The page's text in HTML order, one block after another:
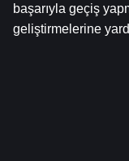
başarıyla geçiş
geliştirmelerine